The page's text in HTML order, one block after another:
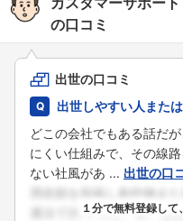
の口コミ
出世の口コミ
出世しやすい人また
どこの会社でもある話だ
にくい仕組みで、その線
ない社風があ ... 出世の口
１分で無料登録し